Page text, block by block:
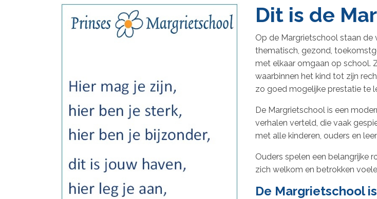
Dit is de
Op de Margrietschool staan de
thematisch, gezond,
met elkaar omgaan op school.
waarbinnen het kind tot zijn
zo goed mogelijke prestatie te
De Margrietschool is een
verhalen verteld, die vaak
met alle kinderen, ouders en
Ouders spelen een belangrijke
zich welkom en betrokken
De Margrietschool